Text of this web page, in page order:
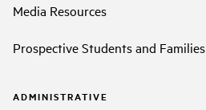
Media Resources
Prospective Students and Families
ADMINISTRATIVE